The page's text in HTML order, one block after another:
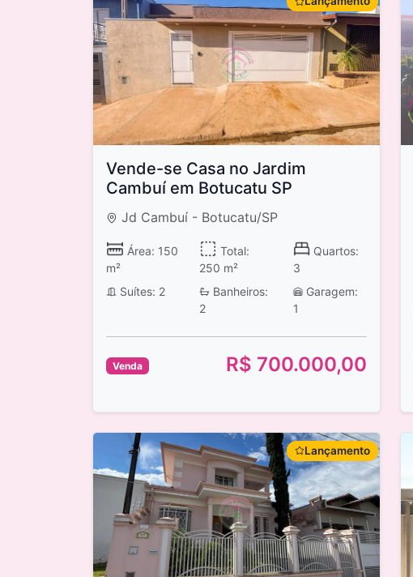
Vende-se Casa no Jardim
Cambuí em Botucatu SP
Jd Cambuí - Botucatu/SP
Área: 150
m²
Total:
250 m²
Quartos:
3
Suítes: 2
Banheiros:
2
Garagem:
1
Venda R$ 700.000,00
Lançamento